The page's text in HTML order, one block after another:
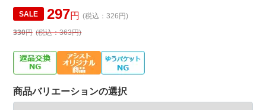
SALE 297円 (税込：326円)
330円 (税込：363円)
商品バリエーションの選択